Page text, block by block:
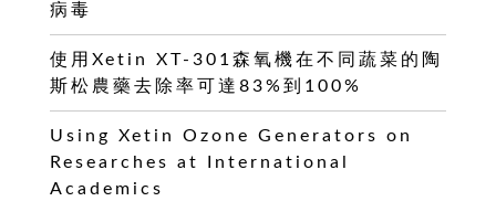
病毒
使用Xetin XT-301森氧機在不同蔬菜的陶
斯松農藥去除率可達83%到100%
Using Xetin Ozone Generators on
Researches at International
Academics